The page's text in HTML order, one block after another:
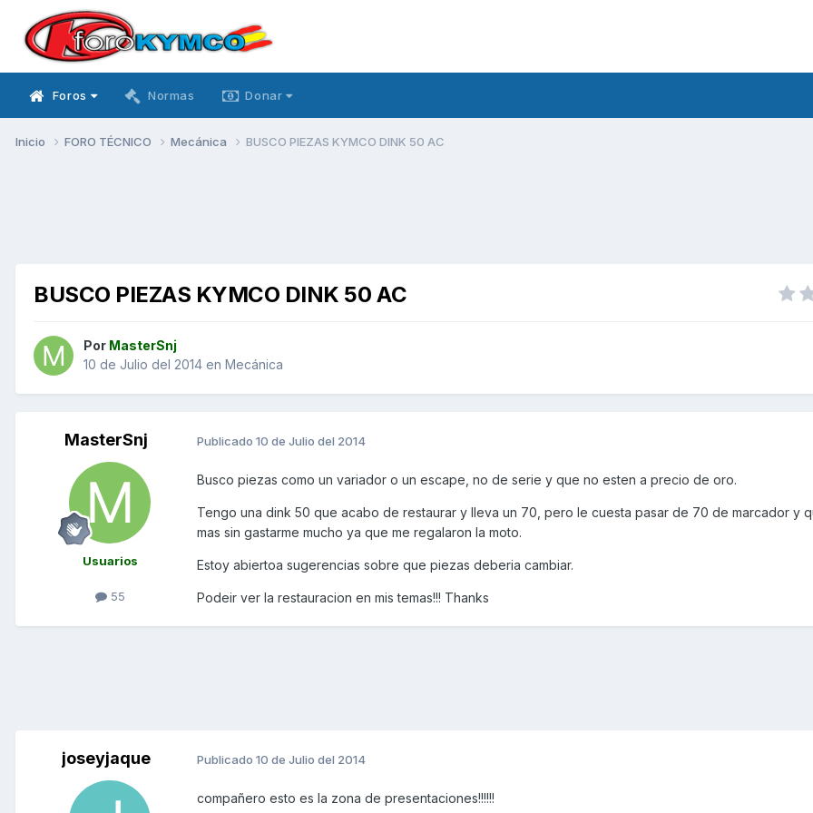
Foros Normas Donar
Inicio FORO TÉCNICO Mecánica BUSCO PIEZAS KYMCO DINK 50 AC
BUSCO PIEZAS KYMCO DINK 50 AC
Por MasterSnj
10 de Julio del 2014 en Mecánica
MasterSnj
Usuarios
55
Publicado 10 de Julio del 2014
Busco piezas como un variador o un escape, no de serie y que no esten a precio de oro.
Tengo una dink 50 que acabo de restaurar y lleva un 70, pero le cuesta pasar de 70 de marcador y
mas sin gastarme mucho ya que me regalaron la moto.
Estoy abiertoa sugerencias sobre que piezas deberia cambiar.
Podeir ver la restauracion en mis temas!!! Thanks
joseyjaque Publicado 10 de Julio del 2014
compañero esto es la zona de presentaciones!!!!!!